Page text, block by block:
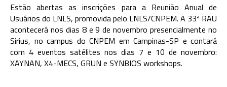
Estão abertas as inscrições para a Reunião Anual de
Usuários do LNLS, promovida pelo LNLS/CNPEM. A 33ª RAU
acontecerá nos dias 8 e 9 de novembro presencialmente no
Sirius, no campus do CNPEM em Campinas-SP e contará
com 4 eventos satélites nos dias 7 e 10 de novembro:
XAYNAN, X4-MECS, GRUN e SYNBIOS workshops.